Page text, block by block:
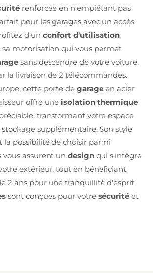
renforcée en n'empiétant pas
pour les garages avec un accès
d'un confort d'utilisation
sa motorisation qui vous permet
sans descendre de votre voiture,
la livraison de 2 télécommandes.
cette porte de garage en acier
offre une isolation thermique
transformant votre espace
supplémentaire. Son style
la possibilité de choisir parmi
vous assurent un design qui s'intègre
extérieur, tout en bénéficiant
2 ans pour une tranquillité d'esprit
sont conçues pour votre sécurité et